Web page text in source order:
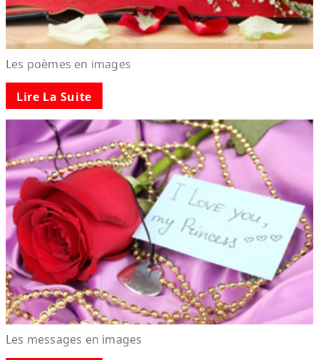
Les poèmes en images
Lire La Suite
Les messages en images